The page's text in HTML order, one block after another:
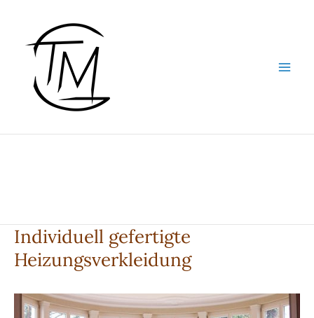
springen
Individuell gefertigte
Heizungsverkleidung